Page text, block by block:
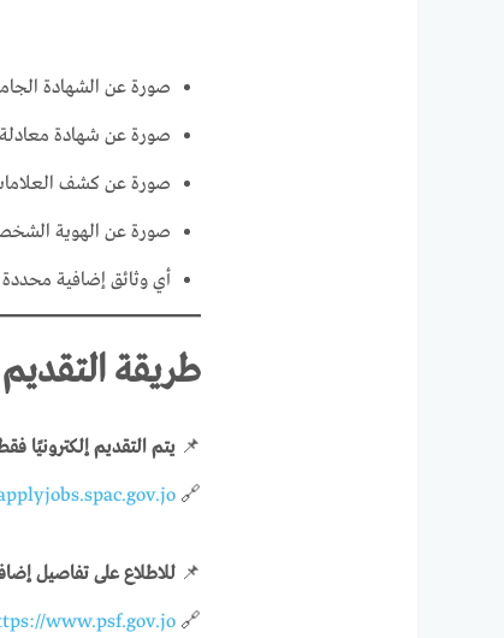
صورة عن الشهادة
صورة عن شهادة معادلة
صورة عن كشف
صورة عن الهوية
أي وثائق إضافية
طريقة
📌 يتم التقديم إلكترونيًا
🔗
📌 للاطلاع على تفاصيل
🔗
www.psf.gov.jo